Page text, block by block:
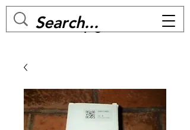
MC BIKE Perpignan